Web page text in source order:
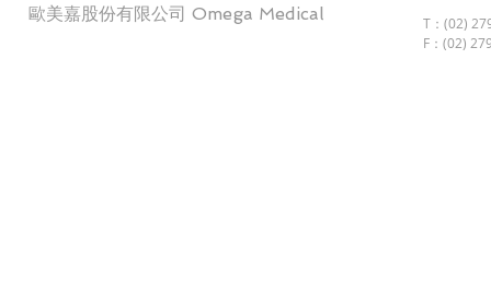
歐美嘉股份有限公司 Omega Medical
T：(02)
F：(02)